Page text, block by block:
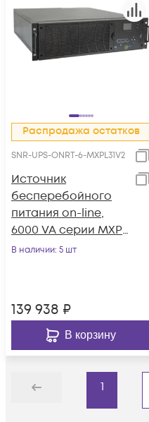
Распродажа остатков
SNR-UPS-ONRT-6-MXPL31V2
Источник
бесперебойного
питания on-line,
6000 VA серии MXPL
(без АКБ) фаза 3:1
В наличии: 5 шт
139 938 ₽
В корзину
Назад
1